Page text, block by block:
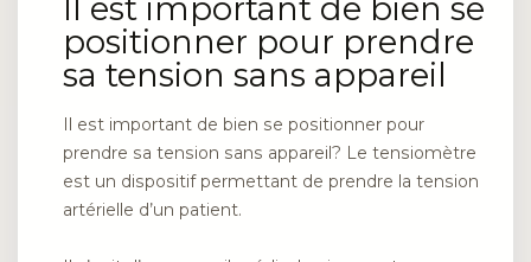
Il est important de bien se
positionner pour prendre
sa tension sans appareil
Il est important de bien se positionner pour
prendre sa tension sans appareil? Le tensiomètre
est un dispositif permettant de prendre la tension
artérielle d’un patient.